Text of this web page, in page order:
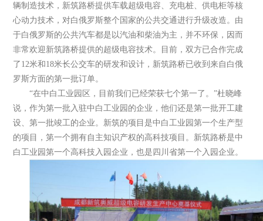
辆制造技术，新筑路桥提供车载超级电容、充电桩、供电柜等核
心动力技术，对白俄罗斯整个国家的公共交通进行升级改造。由
于白俄罗斯的公共汽车都是以汽油和柴油为主，并不环保，因而
非常欢迎新筑路桥提供的超级电容技术。目前，双方已合作完成
了12米和18米长公交车的研发和设计，新筑路桥已收到来自白俄
罗斯方面的第一批订单。
“在中白工业园区，目前我们已经荣获七个第一了。”杜晓峰
说，作为第一批入驻中白工业园的企业，他们还是第一批开工建
设、第一批竣工的企业。新筑的项目是中白工业园第一个生产型
的项目，第一个拥有自主知识产权的高科技项目。新筑路桥是中
白工业园第一个高科技入园企业，也是四川省第一个入园企业。